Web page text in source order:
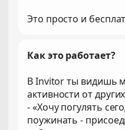
Это просто и
Как это работает?
В Invitor ты видишь
активности от
- «Хочу погулять
поужинать -